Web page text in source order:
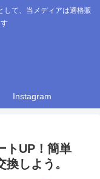
して、当メディアは適格販
Instagram
トUP！簡単
しよう。